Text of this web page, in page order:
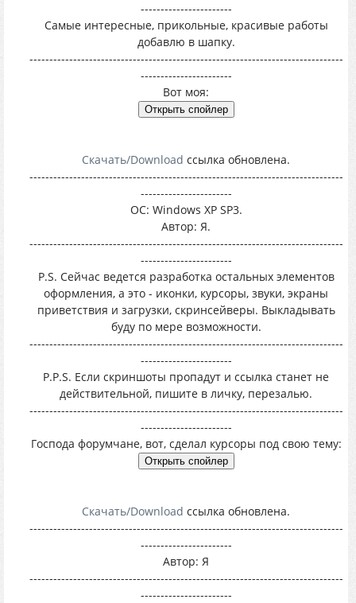
-----------------------
Самые интересные, прикольные, красивые работы
добавлю в шапку.
-------------------------------------------------------------------------------
-----------------------
Вот моя:
Скачать/Download ссылка обновлена.
-------------------------------------------------------------------------------
-----------------------
ОС: Windows XP SP3.
Автор: Я.
-------------------------------------------------------------------------------
-----------------------
P.S. Сейчас ведется разработка остальных элементов
оформления, а это - иконки, курсоры, звуки, экраны
приветствия и загрузки, скринсейверы. Выкладывать
буду по мере возможности.
-------------------------------------------------------------------------------
-----------------------
P.P.S. Если скриншоты пропадут и ссылка станет не
действительной, пишите в личку, перезалью.
-------------------------------------------------------------------------------
-----------------------
Господа форумчане, вот, сделал курсоры под свою тему:
Скачать/Download ссылка обновлена.
-------------------------------------------------------------------------------
-----------------------
Автор: Я
-------------------------------------------------------------------------------
-----------------------